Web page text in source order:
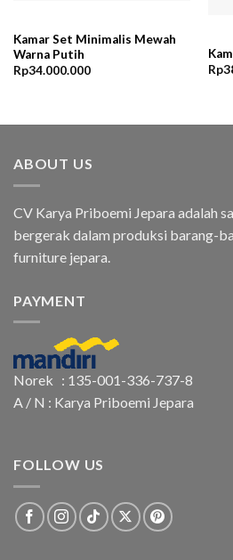
Kamar Set Minimalis Mewah
Warna Putih
Rp34.000.000
Rp
ABOUT US
CV Karya Priboemi Jepara adalah
bergerak dalam produksi barang-
furniture jepara.
PAYMENT
Norek : 135-001-336-737-8
A / N : Karya Priboemi Jepara
FOLLOW US